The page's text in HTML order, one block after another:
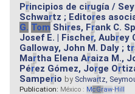
Principios de cirugía /
Schwartz ; Editores
G. Tom Shires, Frank C.
Josef E. | Fischer, Aubrey
Galloway, John M. Daly ; tr
Martha Elena Araiza M.,
Pérez Gómez, Jorge Or
Samperio by Schwartz,
Publication: México : McGraw-Hill